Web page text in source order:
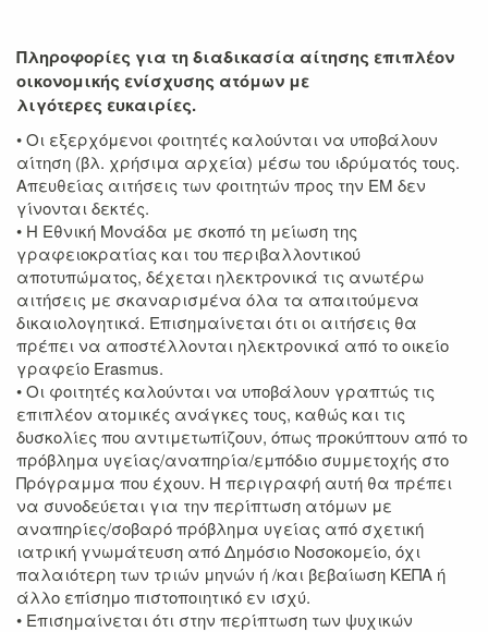
Πληροφορίες για τη διαδικασία αίτησης επιπλέον
οικονομικής ενίσχυσης ατόμων με
λιγότερες ευκαιρίες.
• Οι εξερχόμενοι φοιτητές καλούνται να υποβάλουν
αίτηση (βλ. χρήσιμα αρχεία) μέσω του ιδρύματός τους.
Απευθείας αιτήσεις των φοιτητών προς την ΕΜ δεν
γίνονται δεκτές.
• Η Εθνική Μονάδα με σκοπό τη μείωση της
γραφειοκρατίας και του περιβαλλοντικού
αποτυπώματος, δέχεται ηλεκτρονικά τις ανωτέρω
αιτήσεις με σκαναρισμένα όλα τα απαιτούμενα
δικαιολογητικά. Επισημαίνεται ότι οι αιτήσεις θα
πρέπει να αποστέλλονται ηλεκτρονικά από το οικείο
γραφείο Erasmus.
• Οι φοιτητές καλούνται να υποβάλουν γραπτώς τις
επιπλέον ατομικές ανάγκες τους, καθώς και τις
δυσκολίες που αντιμετωπίζουν, όπως προκύπτουν από το
πρόβλημα υγείας/αναπηρία/εμπόδιο συμμετοχής στο
Πρόγραμμα που έχουν. Η περιγραφή αυτή θα πρέπει
να συνοδεύεται για την περίπτωση ατόμων με
αναπηρίες/σοβαρό πρόβλημα υγείας από σχετική
ιατρική γνωμάτευση από Δημόσιο Νοσοκομείο, όχι
παλαιότερη των τριών μηνών ή /και βεβαίωση ΚΕΠΑ ή
άλλο επίσημο πιστοποιητικό εν ισχύ.
• Επισημαίνεται ότι στην περίπτωση των ψυχικών